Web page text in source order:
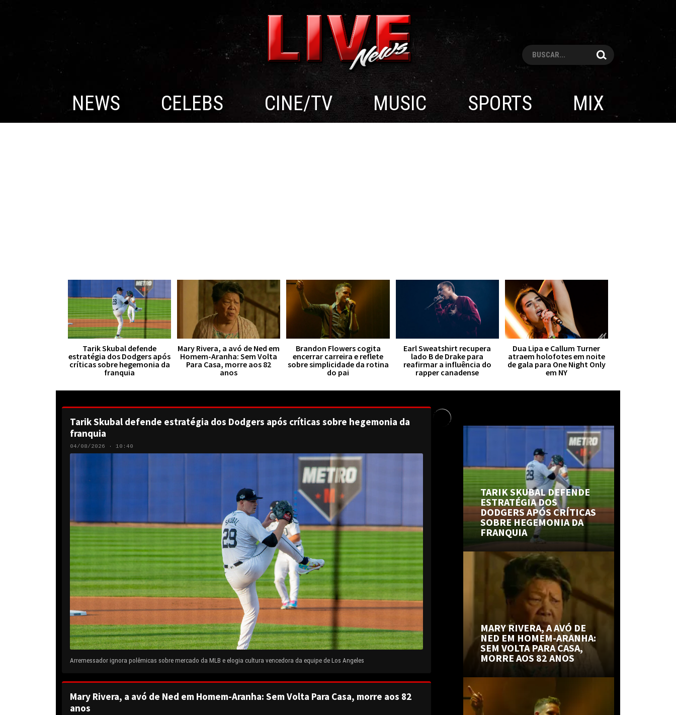
Pesquisar
NEWS CELEBS CINE/TV MUSIC SPORTS MIX
Tarik Skubal defende
estratégia dos Dodgers após
críticas sobre hegemonia da
franquia
Mary Rivera, a avó de Ned em
Homem-Aranha: Sem Volta
Para Casa, morre aos 82
anos
Brandon Flowers cogita
encerrar carreira e reflete
sobre simplicidade da rotina
do pai
Earl Sweatshirt recupera
lado B de Drake para
reafirmar a influência do
rapper canadense
Dua Lipa e Callum Turner
atraem holofotes em noite
de gala para One Night Only
em NY
Tarik Skubal defende estratégia dos Dodgers após críticas sobre hegemonia da
franquia
04/08/2026 · 10:40
Arremessador ignora polêmicas sobre mercado da MLB e elogia cultura vencedora da equipe de Los Angeles
Mary Rivera, a avó de Ned em Homem-Aranha: Sem Volta Para Casa, morre aos 82
anos
TARIK SKUBAL DEFENDE
ESTRATÉGIA DOS
DODGERS APÓS CRÍTICAS
SOBRE HEGEMONIA DA
FRANQUIA
MARY RIVERA, A AVÓ DE
NED EM HOMEM-ARANHA:
SEM VOLTA PARA CASA,
MORRE AOS 82 ANOS